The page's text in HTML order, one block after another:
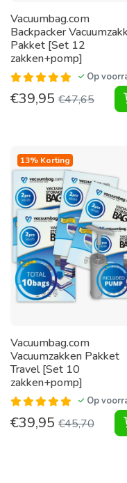
Vacuumbag.com
Backpacker
Pakket [Set 12
zakken+pomp]
Op
€39,95 €47,65
13% Korting
Vacuumbag.com
Vacuumzakken Pakket
Travel [Set 10
zakken+pomp]
Op
€39,95 €45,70